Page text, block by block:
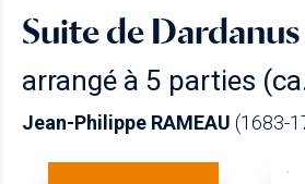
Suite de Dardanus
arrangé à 5 parties
Jean-Philippe RAMEAU (1683-